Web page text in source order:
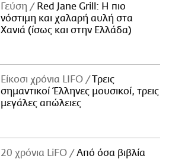
Γεύση
Red Jane Grill: Η πιο
νόστιμη και χαλαρή αυλή στα
Χανιά (ίσως και στην Ελλάδα)
Είκοσι χρόνια LIFO
Tρεις
σημαντικοί Έλληνες μουσικοί, τρεις
μεγάλες απώλειες
20 χρόνια LiFO Από όσα βιβλία